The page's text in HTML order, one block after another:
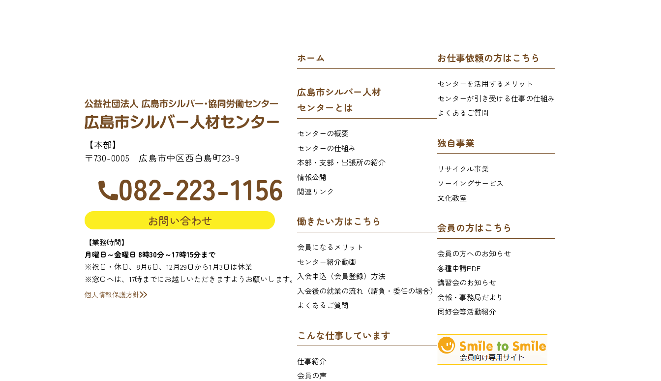
【本部】
〒730-0005 広島市中区西白島町23-9
082-223-1156
お問い合わせ
【業務時間】
月曜日～金曜日 8時30分～17時15分まで
※祝日・休日、8月6日、12月29日から1月3日は休業
※窓口へは、17時までにお越しいただきますようお願いします。
個人情報保護方針
ホーム
広島市シルバー人材
センターとは
センターの概要
センターの仕組み
本部・支部・出張所の紹介
情報公開
関連リンク
働きたい方はこちら
会員になるメリット
センター紹介動画
入会申込（会員登録）方法
入会後の就業の流れ （請負・委任の場合）
よくあるご質問
こんな仕事しています
仕事紹介
会員の声
お仕事依頼の方はこちら
センターを活用するメリット
センターが引き受ける仕事の仕組み
よくあるご質問
独自事業
リサイクル事業
ソーイングサービス
文化教室
会員の方はこちら
会員の方へのお知らせ
各種申請PDF
講習会のお知らせ
会報・事務局だより
同好会等活動紹介